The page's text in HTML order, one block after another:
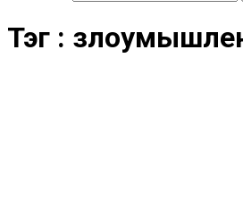
Тэг :